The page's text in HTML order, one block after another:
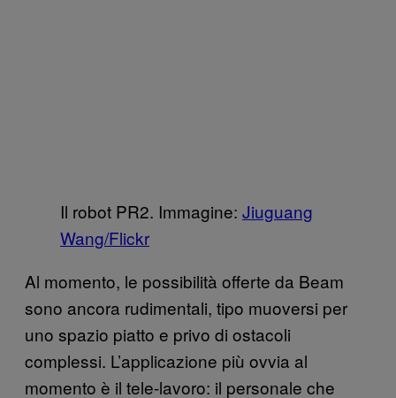
Il robot PR2. Immagine: Jiuguang
Wang/Flickr
Al momento, le possibilità offerte da Beam
sono ancora rudimentali, tipo muoversi per
uno spazio piatto e privo di ostacoli
complessi. L’applicazione più ovvia al
momento è il tele-lavoro: il personale che